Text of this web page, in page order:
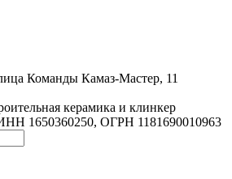
Команды Камаз-Мастер, 11
керамика и клинкер
1650360250, ОГРН 1181690010963